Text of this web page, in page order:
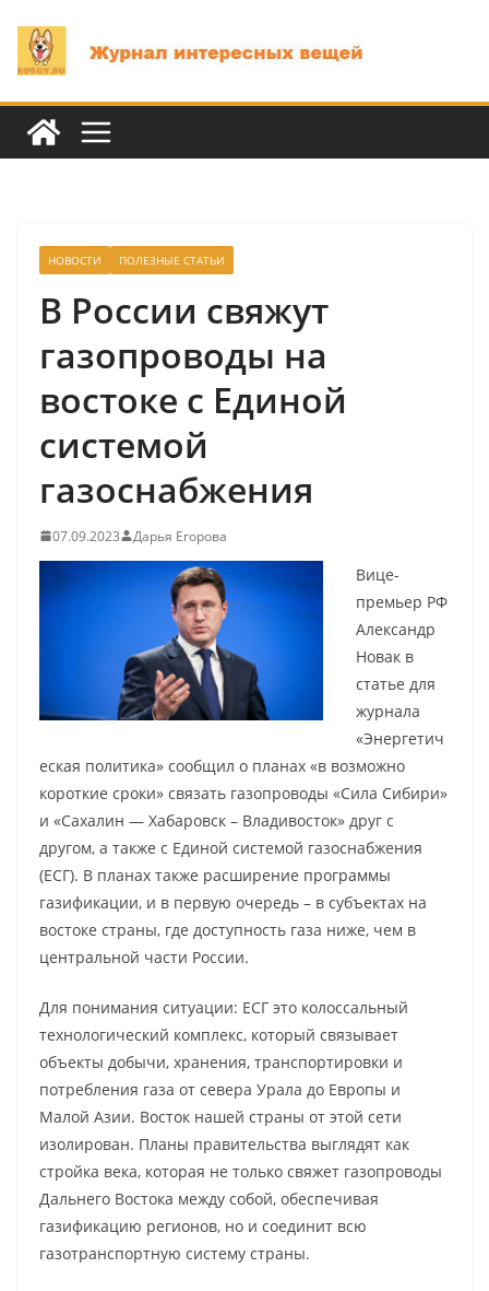
содержимому
НОВОСТИ ПОЛЕЗНЫЕ СТАТЬИ
В России свяжут
газопроводы на
востоке с Единой
системой
газоснабжения
07.09.2023 Дарья Егорова
Вице-
премьер РФ
Александр
Новак в
статье для
журнала
«Энергетич
еская политика» сообщил о планах «в возможно
короткие сроки» связать газопроводы «Сила Сибири»
и «Сахалин — Хабаровск – Владивосток» друг с
другом, а также с Единой системой газоснабжения
(ЕСГ). В планах также расширение программы
газификации, и в первую очередь – в субъектах на
востоке страны, где доступность газа ниже, чем в
центральной части России.
Для понимания ситуации: ЕСГ это колоссальный
технологический комплекс, который связывает
объекты добычи, хранения, транспортировки и
потребления газа от севера Урала до Европы и
Малой Азии. Восток нашей страны от этой сети
изолирован. Планы правительства выглядят как
стройка века, которая не только свяжет газопроводы
Дальнего Востока между собой, обеспечивая
газификацию регионов, но и соединит всю
газотранспортную систему страны.